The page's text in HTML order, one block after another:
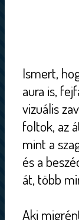
Ismert,
aura is,
vizuális
foltok, az
mint a
és a
át, több
Aki